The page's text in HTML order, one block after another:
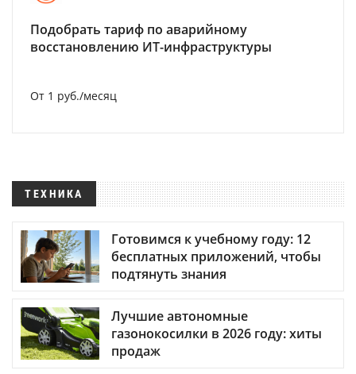
Подобрать тариф по аварийному
восстановлению ИТ-инфраструктуры
От 1 руб./месяц
ТЕХНИКА
Готовимся к учебному году: 12
бесплатных приложений, чтобы
подтянуть знания
Лучшие автономные
газонокосилки в 2026 году: хиты
продаж